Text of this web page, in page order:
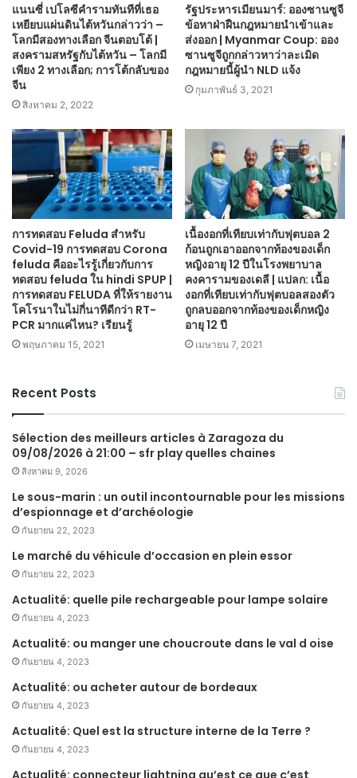
แนนซี่ เปโลซีคำรามทันทีที่เธอ
เหยียบแผ่นดินไต้หวันกล่าวว่า –
โลกมีสองทางเลือก จีนตอบโต้ |
สงครามสหรัฐกับไต้หวัน – โลกมี
เพียง 2 ทางเลือก; การโต้กลับของ
จีน
สิงหาคม 2, 2022
รัฐประหารเมียนมาร์: อองซานซูจี
ข้อหาฝ่าฝืนกฎหมายนำเข้าและ
ส่งออก | Myanmar Coup: ออง
ซานซูจีถูกกล่าวหาว่าละเมิด
กฎหมายนี้ผู้นำ NLD แจ้ง
กุมภาพันธ์ 3, 2021
การทดสอบ Feluda สำหรับ
Covid-19 การทดสอบ Corona
feluda คืออะไรรู้เกี่ยวกับการ
ทดสอบ feluda ใน hindi SPUP |
การทดสอบ FELUDA ที่ให้รายงาน
โคโรนาในไม่กี่นาทีดีกว่า RT-
PCR มากแค่ไหน? เรียนรู้
พฤษภาคม 15, 2021
เนื้องอกที่เทียบเท่ากับฟุตบอล 2
ก้อนถูกเอาออกจากท้องของเด็ก
หญิงอายุ 12 ปีในโรงพยาบาล
คงคารามของเดลี | แปลก: เนื้อ
งอกที่เทียบเท่ากับฟุตบอลสองตัว
ถูกลบออกจากท้องของเด็กหญิง
อายุ 12 ปี
เมษายน 7, 2021
Recent Posts
Sélection des meilleurs articles à Zaragoza du
09/08/2026 à 21:00 – sfr play quelles chaines
สิงหาคม 9, 2026
Le sous-marin : un outil incontournable pour les missions
d’espionnage et d’archéologie
กันยายน 22, 2023
Le marché du véhicule d’occasion en plein essor
กันยายน 22, 2023
Actualité: quelle pile rechargeable pour lampe solaire
กันยายน 4, 2023
Actualité: ou manger une choucroute dans le val d oise
กันยายน 4, 2023
Actualité: ou acheter autour de bordeaux
กันยายน 4, 2023
Actualité: Quel est la structure interne de la Terre ?
กันยายน 4, 2023
Actualité: connecteur lightning qu’est ce que c’est